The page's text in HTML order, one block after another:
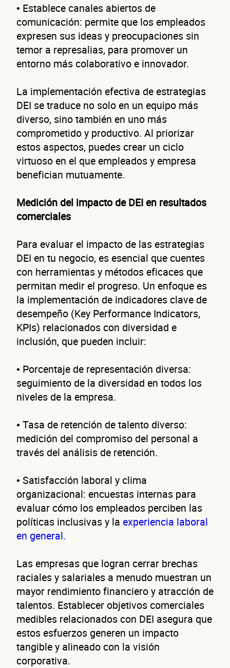
• Establece canales abiertos de
comunicación: permite que los empleados
expresen sus ideas y preocupaciones sin
temor a represalias, para promover un
entorno más colaborativo e innovador.
La implementación efectiva de estrategias
DEI se traduce no solo en un equipo más
diverso, sino también en uno más
comprometido y productivo. Al priorizar
estos aspectos, puedes crear un ciclo
virtuoso en el que empleados y empresa
benefician mutuamente.
Medición del impacto de DEI en resultados
comerciales
Para evaluar el impacto de las estrategias
DEI en tu negocio, es esencial que cuentes
con herramientas y métodos eficaces que
permitan medir el progreso. Un enfoque es
la implementación de indicadores clave de
desempeño (Key Performance Indicators,
KPIs) relacionados con diversidad e
inclusión, que pueden incluir:
• Porcentaje de representación diversa:
seguimiento de la diversidad en todos los
niveles de la empresa.
• Tasa de retención de talento diverso:
medición del compromiso del personal a
través del análisis de retención.
• Satisfacción laboral y clima
organizacional: encuestas internas para
evaluar cómo los empleados perciben las
políticas inclusivas y la experiencia laboral
en general.
Las empresas que logran cerrar brechas
raciales y salariales a menudo muestran un
mayor rendimiento financiero y atracción de
talentos. Establecer objetivos comerciales
medibles relacionados con DEI asegura que
estos esfuerzos generen un impacto
tangible y alineado con la visión
corporativa.
Solicita aquí tulínea de liquidez
Esta es una conversación de 2 minutos, no un trámite